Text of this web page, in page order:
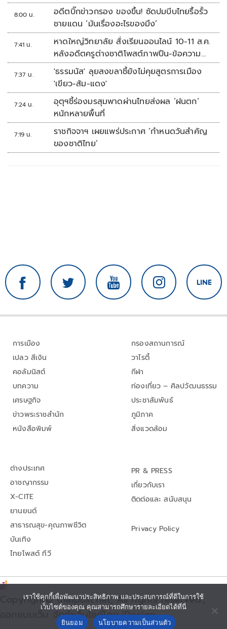
8:00 น.
อดีตบิ๊กข่าวกรอง ของขึ้น! ซัดปมบีบไทยรื้อรั้ว
ชายแดน ‘มันเรื่องอะไรของมึง’
7:41 น.
หาดใหญ่วิทยาลัย สั่งเรียนออนไลน์ 10-11 ส.ค.
หลังอดีตครูต่างชาติโพสต์ภาพปืน-ข้อความ
ข่มขู่
7:37 น.
'ธรรมนัส' ลุยสงขลาชี้ยังไม่คุยสูตรการเมือง
'เขียว-ส้ม-แดง'
7:24 น.
อุตุฯชี้ร่องมรสุมพาดผ่านไทยส่งผล ‘ฝนตก’
หนักหลายพื้นที่
7:19 น.
ราชกิจจาฯ เผยแพร่ประกาศ ‘กำหนดวันสำคัญ
ของชาติไทย’
การเมือง
เปลว สีเงิน
คอลัมนิสต์
บทความ
เศรษฐกิจ
ข่าวพระราชสำนัก
หนังสือพิมพ์
กรองสถานการณ์
วาไรตี้
กีฬา
ท่องเที่ยว – ศิลปวัฒนธรรม
ประชาสัมพันธ์
ภูมิภาค
สิ่งแวดล้อม
ต่างประเทศ
อาชญากรรม
X-CITE
ยานยนต์
สาธารณสุข-คุณภาพชีวิต
บันเทิง
ไทยโพสต์ ทีวี
PR & PRESS
เกี่ยวกับเรา
ติดต่อและ สนับสนุน
Privacy Policy
Copyright© thaipost.net, All rights reserved.,
ออกแบบเว็บ จัดทำเว็บไซต์โดย iDesign
เราใช้คุกกี้เพื่อพัฒนาประสิทธิภาพ และประสบการณ์ที่ดีในการใช้
เว็บไซต์ของคุณ คุณสามารถศึกษารายละเอียดได้ที่นี่
ยินยอม
นโยบายความเป็นส่วนตัว